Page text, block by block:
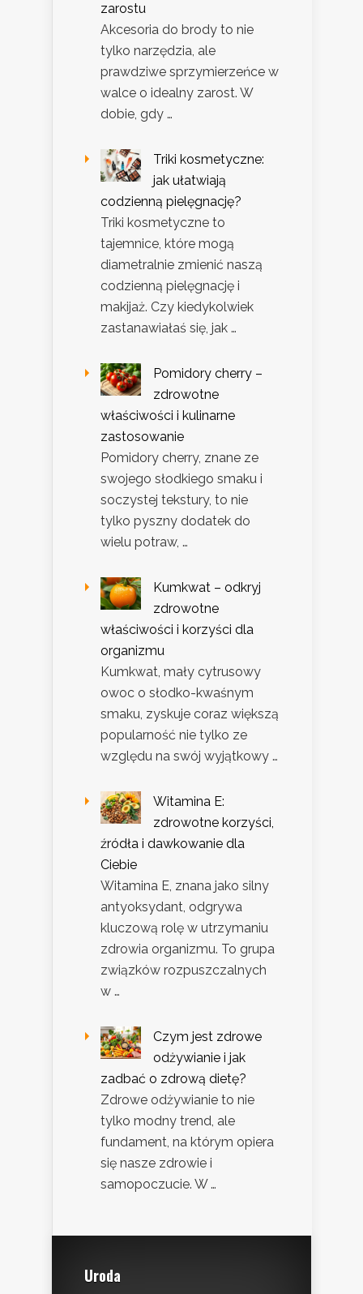
zarostu
Akcesoria do brody to nie
tylko narzędzia, ale
prawdziwe sprzymierzeńce w
walce o idealny zarost. W
dobie, gdy …
Triki kosmetyczne:
jak ułatwiają
codzienną pielęgnację?
Triki kosmetyczne to
tajemnice, które mogą
diametralnie zmienić naszą
codzienną pielęgnację i
makijaż. Czy kiedykolwiek
zastanawiałaś się, jak …
Pomidory cherry –
zdrowotne
właściwości i kulinarne
zastosowanie
Pomidory cherry, znane ze
swojego słodkiego smaku i
soczystej tekstury, to nie
tylko pyszny dodatek do
wielu potraw, …
Kumkwat – odkryj
zdrowotne
właściwości i korzyści dla
organizmu
Kumkwat, mały cytrusowy
owoc o słodko-kwaśnym
smaku, zyskuje coraz większą
popularność nie tylko ze
względu na swój wyjątkowy …
Witamina E:
zdrowotne korzyści,
źródła i dawkowanie dla
Ciebie
Witamina E, znana jako silny
antyoksydant, odgrywa
kluczową rolę w utrzymaniu
zdrowia organizmu. To grupa
związków rozpuszczalnych
w …
Czym jest zdrowe
odżywianie i jak
zadbać o zdrową dietę?
Zdrowe odżywianie to nie
tylko modny trend, ale
fundament, na którym opiera
się nasze zdrowie i
samopoczucie. W …
Uroda